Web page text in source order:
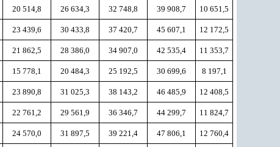
20 514,8 26 634,3 32 748,8 39 908,7 10 651,5
23 439,6 30 433,8 37 420,7 45 607,1 12 172,5
21 862,5 28 386,0 34 907,0 42 535,4 11 353,7
15 778,1 20 484,3 25 192,5 30 699,6 8 197,1
23 890,8 31 025,3 38 143,2 46 485,9 12 408,5
22 761,2 29 561,9 36 346,7 44 299,7 11 824,7
24 570,0 31 897,5 39 221,4 47 806,1 12 760,4